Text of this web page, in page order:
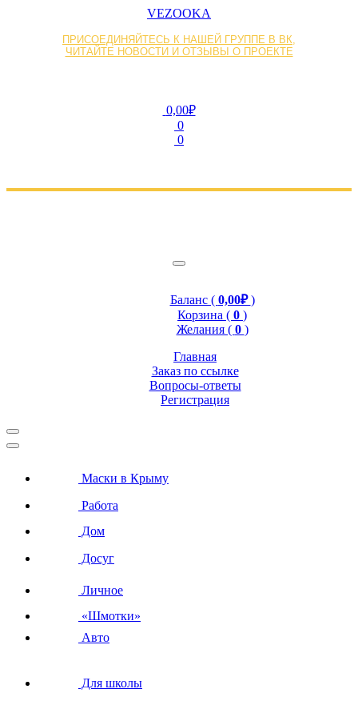
VEZOOKA
ПРИСОЕДИНЯЙТЕСЬ К НАШЕЙ ГРУППЕ В ВК,
ЧИТАЙТЕ НОВОСТИ И ОТЗЫВЫ О ПРОЕКТЕ
0,00₽
0
0
Баланс ( 0,00₽)
Корзина ( 0 )
Желания ( 0 )
Главная
Заказ по ссылке
Вопросы-ответы
Регистрация
Маски в Крыму
Работа
Дом
Досуг
Личное
«Шмотки»
Авто
Для школы